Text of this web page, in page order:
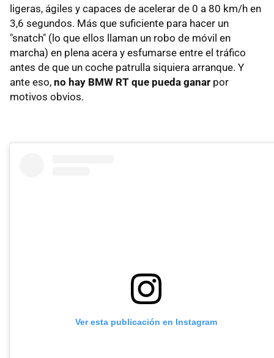
ligeras, ágiles y capaces de acelerar de 0 a 80 km/h en
3,6 segundos. Más que suficiente para hacer un
"snatch" (lo que ellos llaman un robo de móvil en
marcha) en plena acera y esfumarse entre el tráfico
antes de que un coche patrulla siquiera arranque. Y
ante eso, no hay BMW RT que pueda ganar por
motivos obvios.
Ver esta publicación en Instagram